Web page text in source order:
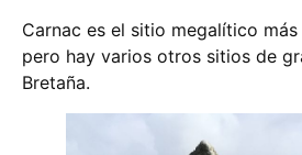
Carnac es el sitio megalítico
pero hay varios otros sitios de
Bretaña.